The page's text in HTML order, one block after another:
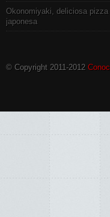
Okonomiyaki, deliciosa pizza
japonesa
© Copyright 2011-2012